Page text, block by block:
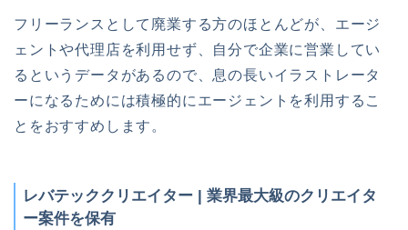
フリーランスとして廃業する方のほとんどが、エージ
ェントや代理店を利用せず、自分で企業に営業してい
るというデータがあるので、息の長いイラストレータ
ーになるためには積極的にエージェントを利用するこ
とをおすすめします。
レバテッククリエイター | 業界最大級のクリエイタ
ー案件を保有